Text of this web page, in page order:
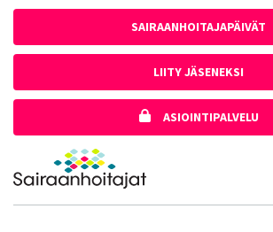
SAIRAANHOITAJAPÄIVÄT
LIITY JÄSENEKSI
ASIOINTIPALVELU
Etusivulle